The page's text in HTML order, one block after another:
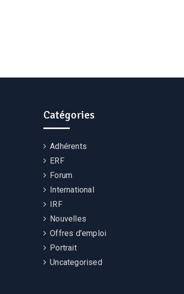
Catégories
Adhérents
ERF
Forum
International
IRF
Nouvelles
Offres d'emploi
Portrait
Uncategorised